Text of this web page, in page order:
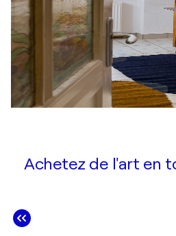
Achetez de l'art en